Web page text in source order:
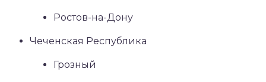
Ростов-на-Дону
Чеченская Республика
Грозный